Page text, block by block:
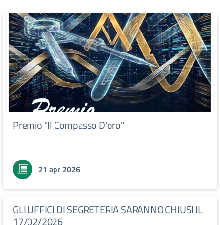
Premio "Il Compasso D'oro"
21 apr 2026
GLI UFFICI DI SEGRETERIA SARANNO CHIUSI IL
17/02/2026